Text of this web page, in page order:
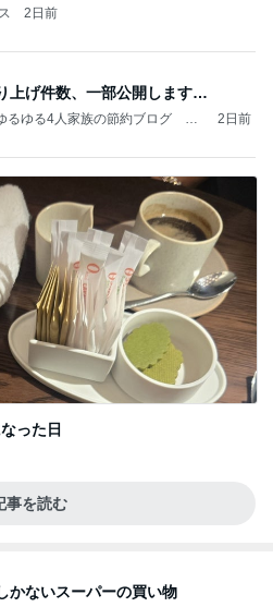
2日前
上げ件数、一部公開します…
るゆる4人家族の節約ブログ 〜
2日前
った日
事を読む
かないスーパーの買い物